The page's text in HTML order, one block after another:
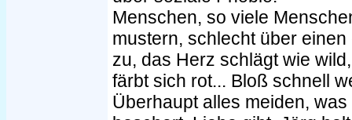
Menschen, so viele
mustern, schlecht über
zu, das Herz schlägt wie
färbt sich rot... Bloß schnell
Überhaupt alles meiden,